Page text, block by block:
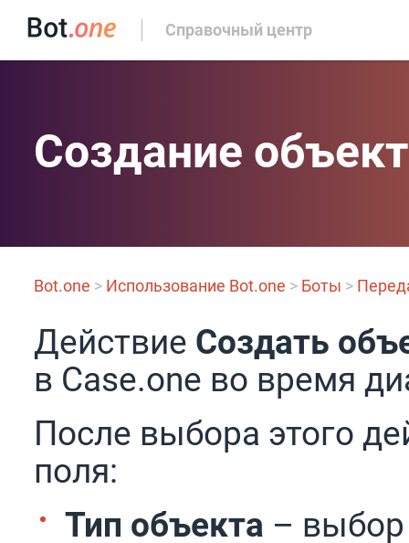
Справочный центр
Создание
Bot.one > Использование Bot.one > Боты >
Действие Создать
в Case.one во время
После выбора этого
поля:
Тип объекта – выбор